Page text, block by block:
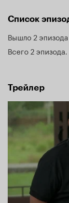
Список
Вышло 2 эпизода
Всего 2 эпизода
Трейлер